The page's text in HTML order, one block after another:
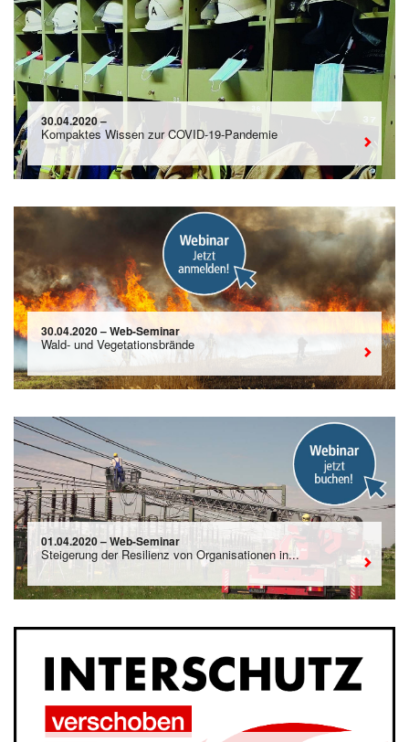
30.04.2020 –
Kompaktes Wissen zur COVID-19-Pandemie
30.04.2020 – Web-Seminar
Wald- und Vegetationsbrände
01.04.2020 – Web-Seminar
Steigerung der Resilienz von Organisationen in...